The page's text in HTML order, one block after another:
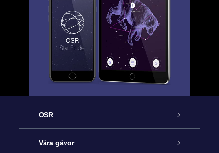
OSR
Kundtjänst
Våra gåvor